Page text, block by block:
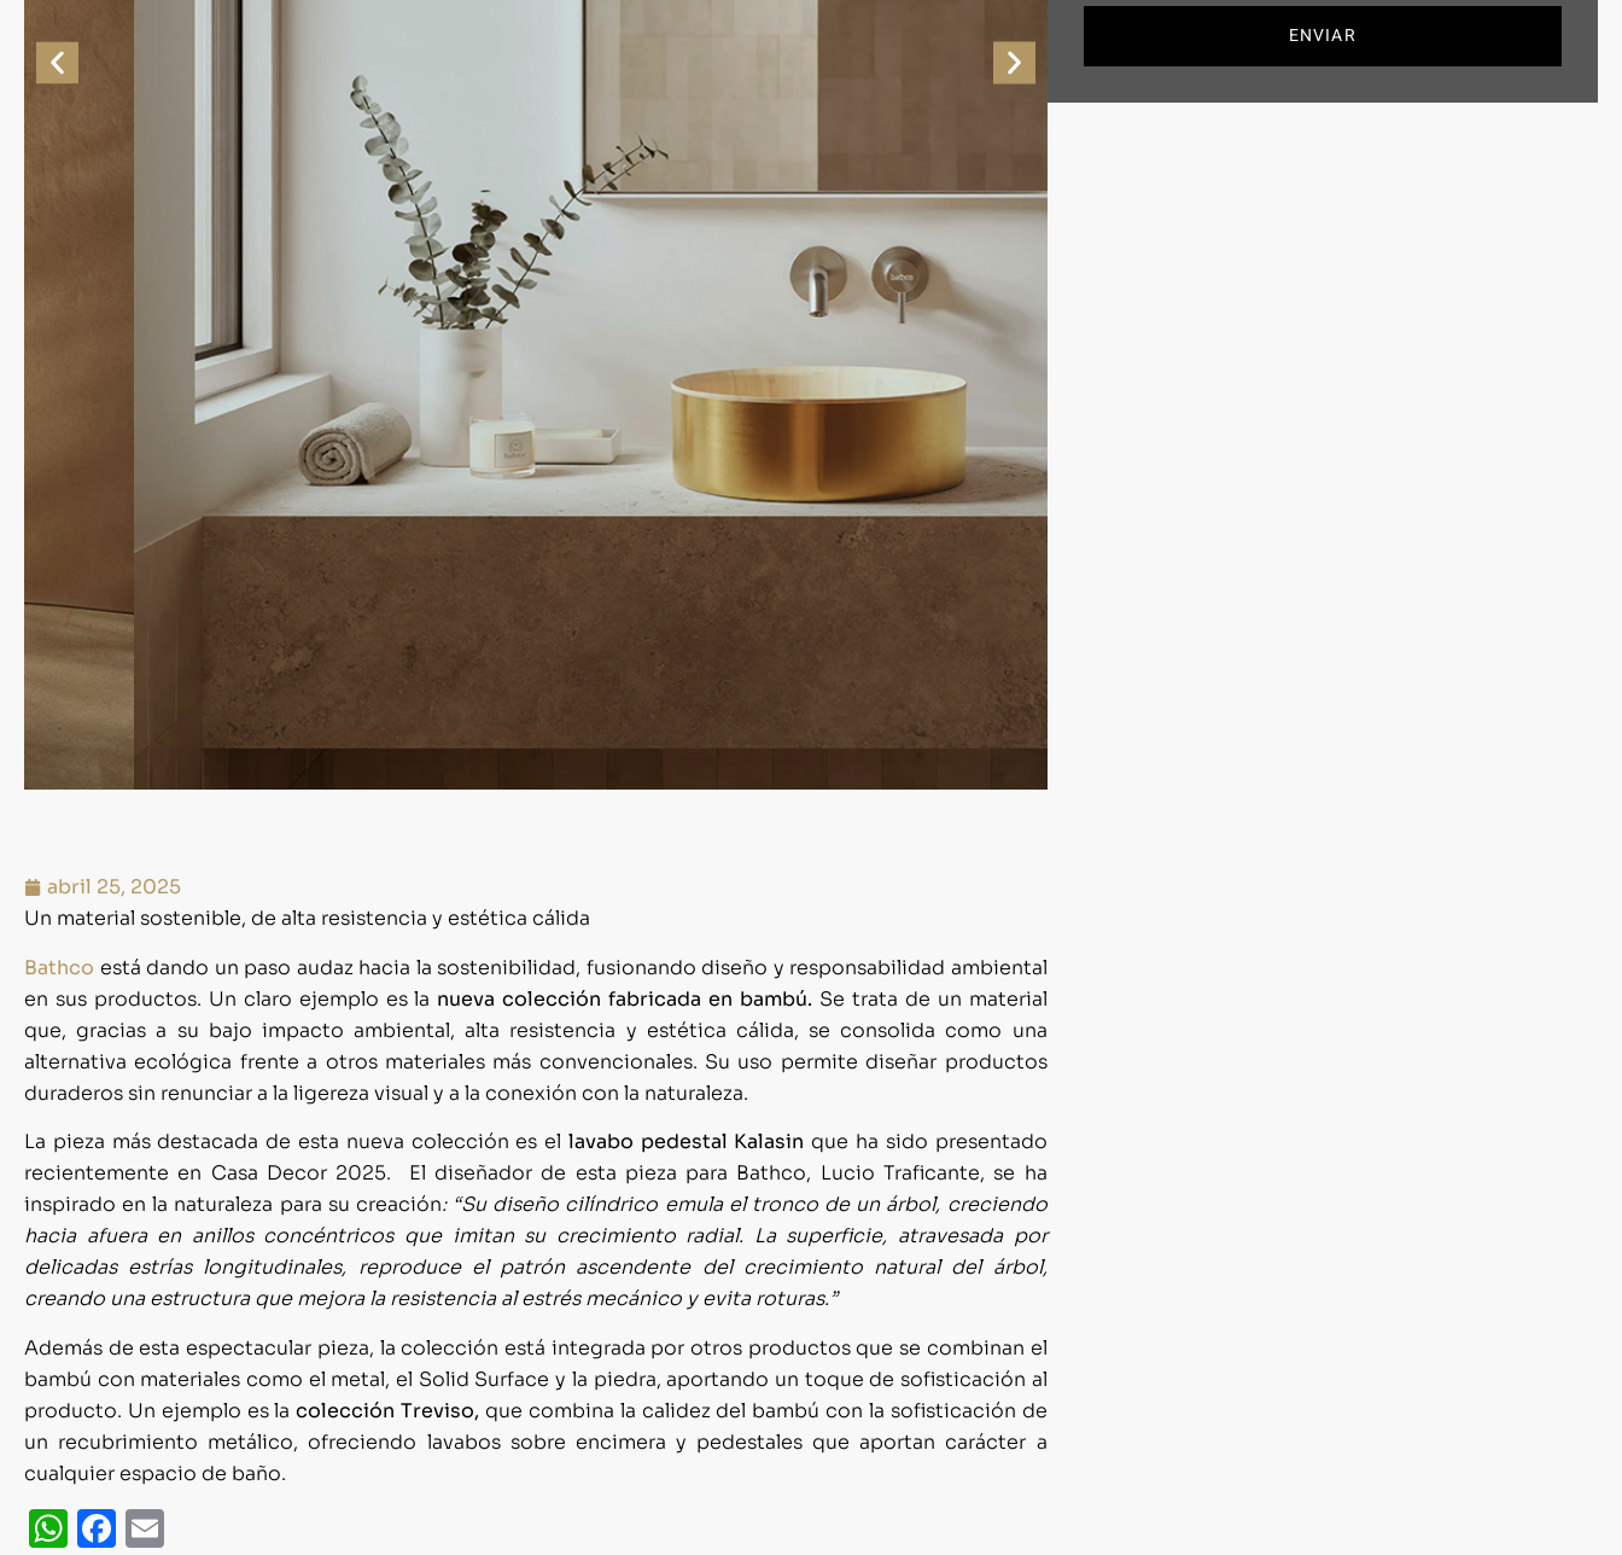
abril 25, 2025
Un material sostenible, de alta resistencia y estética cálida
Bathco está dando un paso audaz hacia la sostenibilidad, fusionando diseño y responsabilidad ambiental
en sus productos. Un claro ejemplo es la nueva colección fabricada en bambú. Se trata de un material
que, gracias a su bajo impacto ambiental, alta resistencia y estética cálida, se consolida como una
alternativa ecológica frente a otros materiales más convencionales. Su uso permite diseñar productos
duraderos sin renunciar a la ligereza visual y a la conexión con la naturaleza.
La pieza más destacada de esta nueva colección es el lavabo pedestal Kalasin que ha sido presentado
recientemente en Casa Decor 2025. El diseñador de esta pieza para Bathco, Lucio Traficante, se ha
inspirado en la naturaleza para su creación: “Su diseño cilíndrico emula el tronco de un árbol, creciendo
hacia afuera en anillos concéntricos que imitan su crecimiento radial. La superficie, atravesada por
delicadas estrías longitudinales, reproduce el patrón ascendente del crecimiento natural del árbol,
creando una estructura que mejora la resistencia al estrés mecánico y evita roturas.”
Además de esta espectacular pieza, la colección está integrada por otros productos que se combinan el
bambú con materiales como el metal, el Solid Surface y la piedra, aportando un toque de sofisticación al
producto. Un ejemplo es lacolección Treviso, que combina la calidez del bambú con la sofisticación de
un recubrimiento metálico, ofreciendo lavabos sobre encimera y pedestales que aportan carácter a
cualquier espacio de baño.
WhatsApp
Facebook
ENVIAR